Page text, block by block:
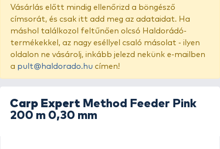
Vásárlás előtt mindig ellenőrizd a böngésző
címsorát, és csak itt add meg az adataidat. Ha
máshol találkozol feltűnően olcsó Haldorádó-
termékekkel, az nagy eséllyel csaló másolat - ilyen
oldalon ne vásárolj, inkább jelezd nekünk e-mailben
a pult@haldorado.hu címen!
Carp Expert Method Feeder Pink
200 m 0,30 mm